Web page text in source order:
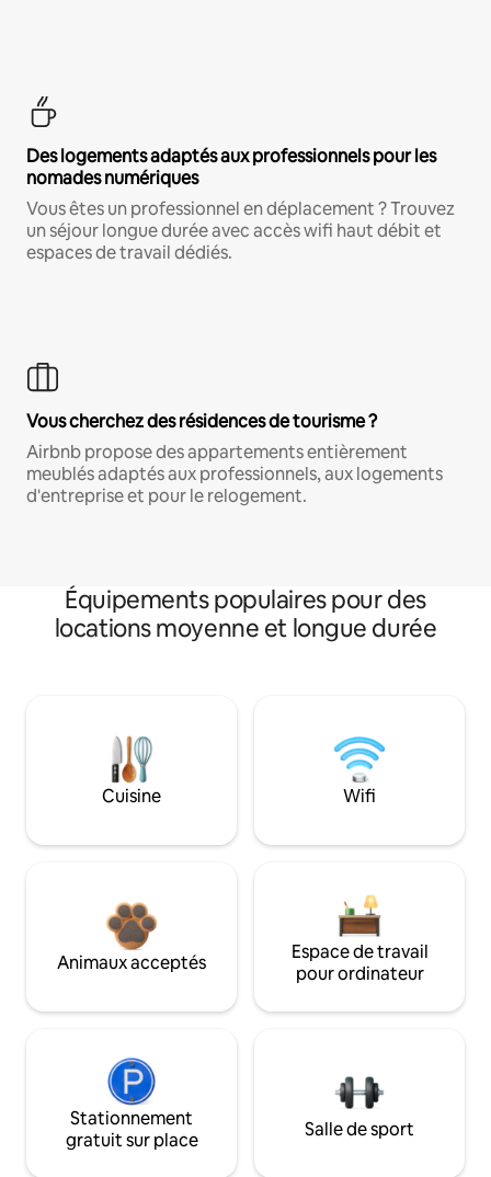
Des logements adaptés aux professionnels pour les
nomades numériques
Vous êtes un professionnel en déplacement ? Trouvez
un séjour longue durée avec accès wifi haut débit et
espaces de travail dédiés.
Vous cherchez des résidences de tourisme ?
Airbnb propose des appartements entièrement
meublés adaptés aux professionnels, aux logements
d'entreprise et pour le relogement.
Équipements populaires pour des
locations moyenne et longue durée
Cuisine Wifi
Animaux acceptés
Espace de travail
pour ordinateur
Stationnement
gratuit sur place
Salle de sport